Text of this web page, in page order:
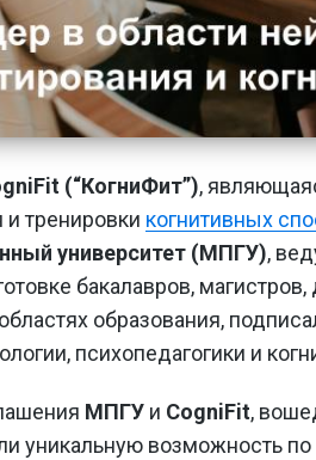
(“КогниФит”),
и тренировки когнитивных
университет (МПГУ),
бакалавров,
образования,
психопедагогики и
МПГУ и CogniFit,
уникальную возможность